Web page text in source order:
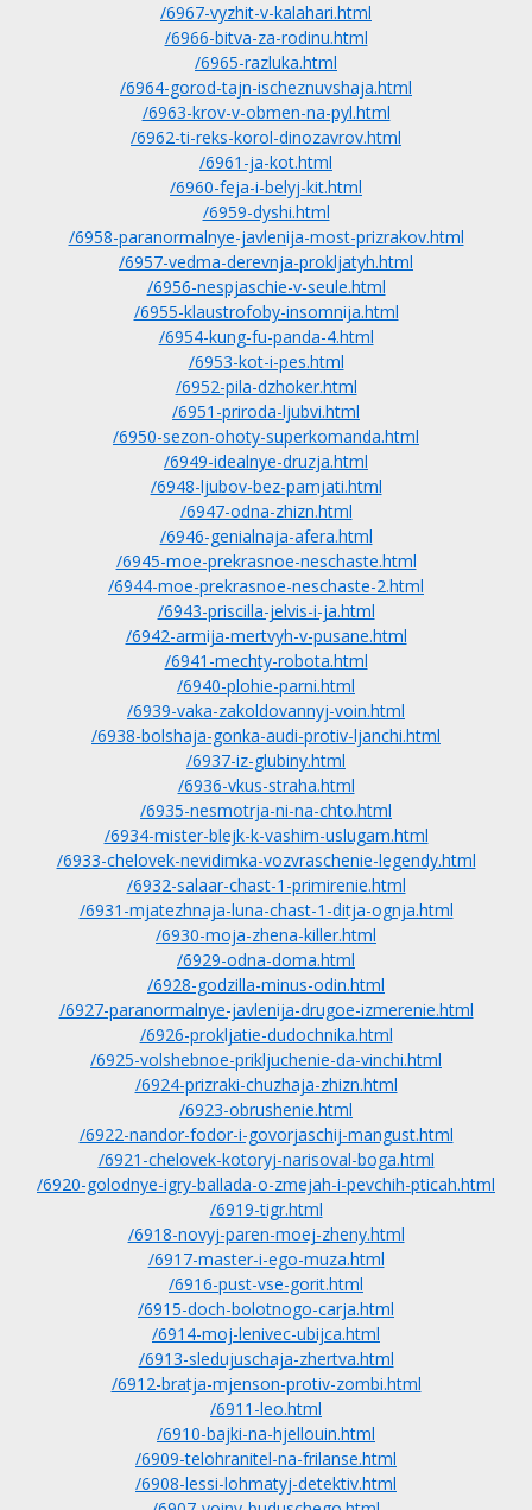
/6967-vyzhit-v-kalahari.html
/6966-bitva-za-rodinu.html
/6965-razluka.html
/6964-gorod-tajn-ischeznuvshaja.html
/6963-krov-v-obmen-na-pyl.html
/6962-ti-reks-korol-dinozavrov.html
/6961-ja-kot.html
/6960-feja-i-belyj-kit.html
/6959-dyshi.html
/6958-paranormalnye-javlenija-most-prizrakov.html
/6957-vedma-derevnja-prokljatyh.html
/6956-nespjaschie-v-seule.html
/6955-klaustrofoby-insomnija.html
/6954-kung-fu-panda-4.html
/6953-kot-i-pes.html
/6952-pila-dzhoker.html
/6951-priroda-ljubvi.html
/6950-sezon-ohoty-superkomanda.html
/6949-idealnye-druzja.html
/6948-ljubov-bez-pamjati.html
/6947-odna-zhizn.html
/6946-genialnaja-afera.html
/6945-moe-prekrasnoe-neschaste.html
/6944-moe-prekrasnoe-neschaste-2.html
/6943-priscilla-jelvis-i-ja.html
/6942-armija-mertvyh-v-pusane.html
/6941-mechty-robota.html
/6940-plohie-parni.html
/6939-vaka-zakoldovannyj-voin.html
/6938-bolshaja-gonka-audi-protiv-ljanchi.html
/6937-iz-glubiny.html
/6936-vkus-straha.html
/6935-nesmotrja-ni-na-chto.html
/6934-mister-blejk-k-vashim-uslugam.html
/6933-chelovek-nevidimka-vozvraschenie-legendy.html
/6932-salaar-chast-1-primirenie.html
/6931-mjatezhnaja-luna-chast-1-ditja-ognja.html
/6930-moja-zhena-killer.html
/6929-odna-doma.html
/6928-godzilla-minus-odin.html
/6927-paranormalnye-javlenija-drugoe-izmerenie.html
/6926-prokljatie-dudochnika.html
/6925-volshebnoe-prikljuchenie-da-vinchi.html
/6924-prizraki-chuzhaja-zhizn.html
/6923-obrushenie.html
/6922-nandor-fodor-i-govorjaschij-mangust.html
/6921-chelovek-kotoryj-narisoval-boga.html
/6920-golodnye-igry-ballada-o-zmejah-i-pevchih-pticah.html
/6919-tigr.html
/6918-novyj-paren-moej-zheny.html
/6917-master-i-ego-muza.html
/6916-pust-vse-gorit.html
/6915-doch-bolotnogo-carja.html
/6914-moj-lenivec-ubijca.html
/6913-sledujuschaja-zhertva.html
/6912-bratja-mjenson-protiv-zombi.html
/6911-leo.html
/6910-bajki-na-hjellouin.html
/6909-telohranitel-na-frilanse.html
/6908-lessi-lohmatyj-detektiv.html